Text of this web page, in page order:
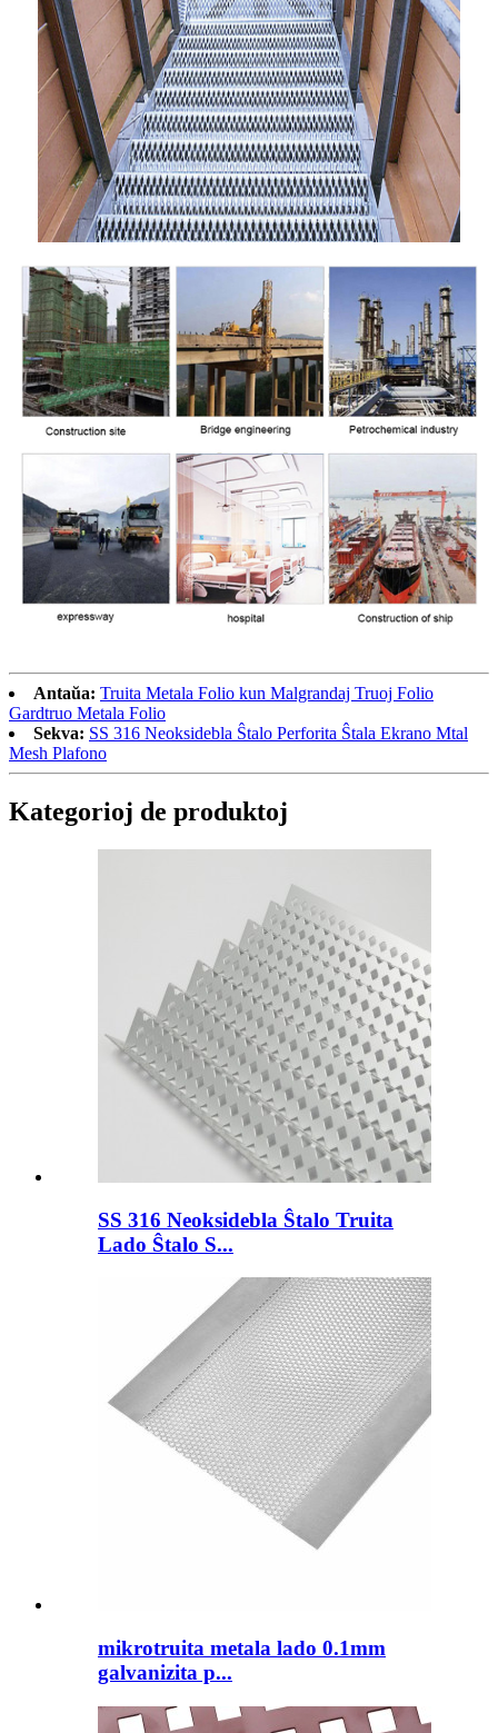
Antaŭa: Truita Metala Folio kun Malgrandaj Truoj Folio
Gardtruo Metala Folio
Sekva: SS 316 Neoksidebla Ŝtalo Perforita Ŝtala Ekrano Mtal
Mesh Plafono
Kategorioj de produktoj
SS 316 Neoksidebla Ŝtalo Truita
Lado Ŝtalo S...
mikrotruita metala lado 0.1mm
galvanizita p...